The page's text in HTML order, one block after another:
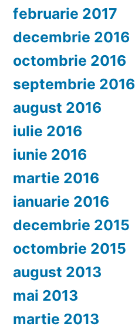
februarie 2017
decembrie 2016
octombrie 2016
septembrie 2016
august 2016
iulie 2016
iunie 2016
martie 2016
ianuarie 2016
decembrie 2015
octombrie 2015
august 2013
mai 2013
martie 2013